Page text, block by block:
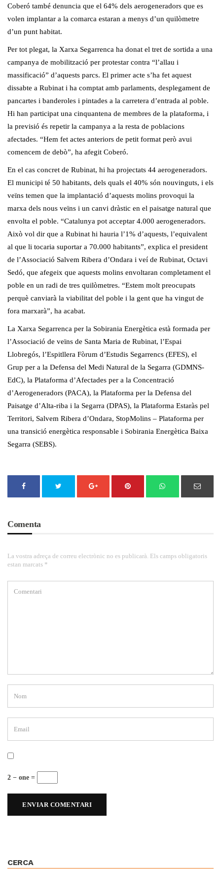
Coberó també denuncia que el 64% dels aerogeneradors que es
volen implantar a la comarca estaran a menys d’un quilòmetre
d’un punt habitat.
Per tot plegat, la Xarxa Segarrenca ha donat el tret de sortida a una
campanya de mobilització per protestar contra “l’allau i
massificació” d’aquests parcs. El primer acte s’ha fet aquest
dissabte a Rubinat i ha comptat amb parlaments, desplegament de
pancartes i banderoles i pintades a la carretera d’entrada al poble.
Hi han participat una cinquantena de membres de la plataforma, i
la previsió és repetir la campanya a la resta de poblacions
afectades. “Hem fet actes anteriors de petit format però avui
comencem de debò”, ha afegit Coberó.
En el cas concret de Rubinat, hi ha projectats 44 aerogeneradors.
El municipi té 50 habitants, dels quals el 40% són nouvinguts, i els
veïns temen que la implantació d’aquests molins provoqui la
marxa dels nous veïns i un canvi dràstic en el paisatge natural que
envolta el poble. “Catalunya pot acceptar 4.000 aerogeneradors.
Això vol dir que a Rubinat hi hauria l’1% d’aquests, l’equivalent
al que li tocaria suportar a 70.000 habitants”, explica el president
de l’Associació Salvem Ribera d’Ondara i veí de Rubinat, Octavi
Sedó, que afegeix que aquests molins envoltaran completament el
poble en un radi de tres quilòmetres. “Estem molt preocupats
perquè canviarà la viabilitat del poble i la gent que ha vingut de
fora marxarà”, ha acabat.
La Xarxa Segarrenca per la Sobirania Energètica està formada per
l’Associació de veïns de Santa Maria de Rubinat, l’Espai
Llobregós, l’Espitllera Fòrum d’Estudis Segarrencs (EFES), el
Grup per a la Defensa del Medi Natural de la Segarra (GDMNS-
EdC), la Plataforma d’Afectades per a la Concentració
d’Aerogeneradors (PACA), la Plataforma per la Defensa del
Paisatge d’Alta-riba i la Segarra (DPAS), la Plataforma Estaràs pel
Territori, Salvem Ribera d’Ondara, StopMolins – Plataforma per
una transició energètica responsable i Sobirania Energètica Baixa
Segarra (SEBS).
Comenta
La vostra adreça de correu electrònic no es publicarà. Els camps obligatoris
estan marcats *
2 − one =
CERCA